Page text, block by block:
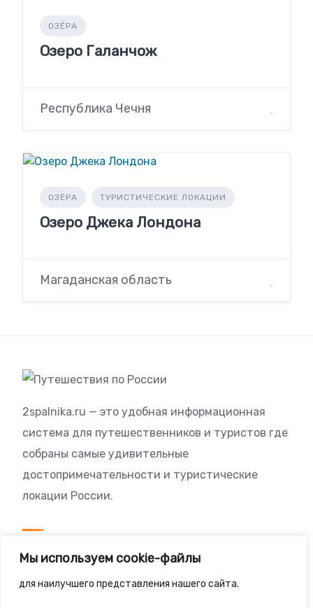
Мы используем cookie-файлы
для наилучшего представления нашего сайта.
ОЗЁРА
Озеро Галанчож
Республика Чечня
ОЗЁРА ТУРИСТИЧЕСКИЕ ЛОКАЦИИ
Озеро Джека Лондона
Магаданская область
2spalnika.ru — это удобная информационная
система для путешественников и туристов где
собраны самые удивительные
достопримечательности и туристические
локации России.